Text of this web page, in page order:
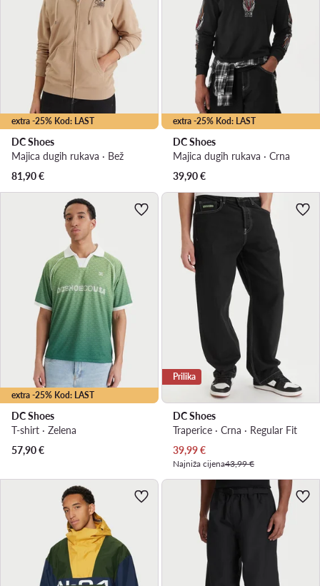
extra -25% Kod: LAST
DC Shoes
Majica dugih rukava · Bež
81,90€
extra -25% Kod: LAST
DC Shoes
Majica dugih rukava · Crna
39,90€
extra -25% Kod: LAST
DC Shoes
T-shirt · Zelena
57,90€
Prilika
DC Shoes
Traperice · Crna · Regular Fit
Trenutna cijena
39,99€
Najniža cijena43,99 €